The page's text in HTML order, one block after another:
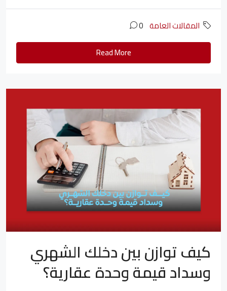
المقالات العامة 0
Read More
كيف توازن بين دخلك الشهري
وسداد قيمة وحدة عقارية؟